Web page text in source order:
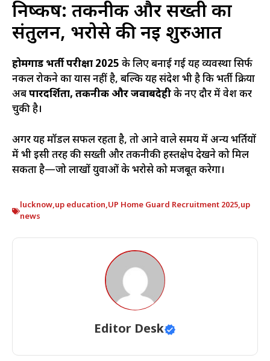
निष्कर्ष: तकनीक और सख्ती का
संतुलन, भरोसे की नई शुरुआत
होमगार्ड भर्ती परीक्षा 2025 के लिए बनाई गई यह व्यवस्था सिर्फ
नकल रोकने का प्रयास नहीं है, बल्कि यह संदेश भी है कि भर्ती प्रक्रिया
अबपारदर्शिता, तकनीक और जवाबदेहीके नए दौर में प्रवेश कर
चुकी है।
अगर यह मॉडल सफल रहता है, तो आने वाले समय में अन्य भर्तियों
में भी इसी तरह की सख्ती और तकनीकी हस्तक्षेप देखने को मिल
सकता है—जो लाखों युवाओं के भरोसे को मजबूत करेगा।
lucknow,up education,UP Home Guard Recruitment 2025,up
news
Editor Desk